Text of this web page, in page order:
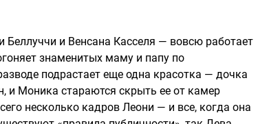
и Венсана Касселя — вовсю работает
знаменитых маму и папу по
подрастает еще одна красотка — дочка
и Моника стараются скрыть ее от камер
несколько кадров Леони — и все, когда она